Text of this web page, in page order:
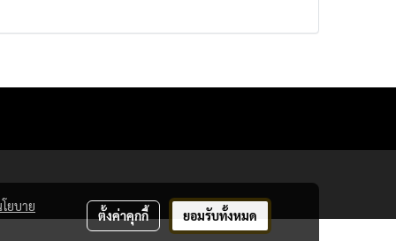
ยบาย
ตั้งค่าคุกกี้ ยอมรับทั้งหมด